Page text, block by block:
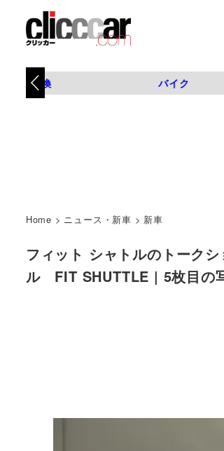
タイヤ交換 バイク
Home > ニュース・新車 > 新車
フィット シャトルのトーク
ル FIT SHUTTLE | 5枚目の